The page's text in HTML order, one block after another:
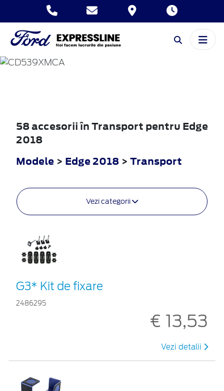
EDGE
58 accesorii în Transport pentru Edge
2018
Modele > Edge 2018 > Transport
Vezi categorii
G3* Kit de fixare
2486295
€ 13,53
Vezi detalii